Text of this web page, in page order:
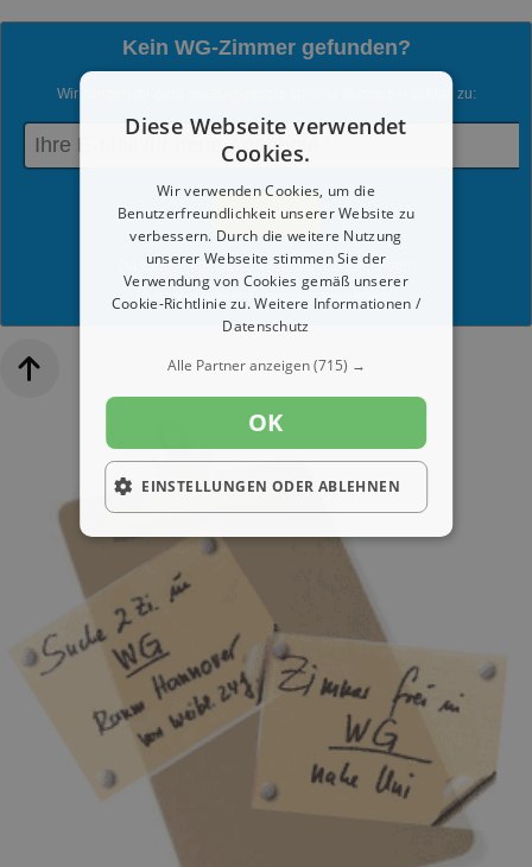
Kein WG-Zimmer gefunden?
Wir senden dir gern neue Angebote zu Ihrer Suche per E-Mail zu:
Du kannst jederzeit diesen Service abmelden.
Diese Webseite verwendet
Cookies.
Wir verwenden Cookies, um die
Benutzerfreundlichkeit unserer Website zu
verbessern. Durch die weitere Nutzung
unserer Webseite stimmen Sie der
Verwendung von Cookies gemäß unserer
Cookie-Richtlinie zu.Weitere Informationen /
Datenschutz
Alle Partner anzeigen(715) →
OK
EINSTELLUNGEN ODER ABLEHNEN